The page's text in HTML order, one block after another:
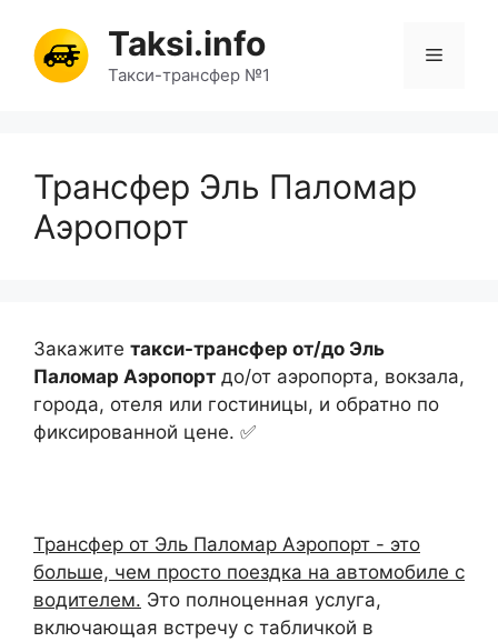
содержимому
Taksi.info
Такси-трансфер №1
Меню
Трансфер Эль Паломар
Аэропорт
Закажите такси-трансфер от/до Эль
Паломар Аэропорт до/от аэропорта, вокзала,
города, отеля или гостиницы, и обратно по
фиксированной цене. ✅
Трансфер от Эль Паломар Аэропорт - это
больше, чем просто поездка на автомобиле с
водителем. Это полноценная услуга,
включающая встречу с табличкой в